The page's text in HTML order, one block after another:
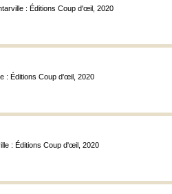
: Éditions Coup d'œil, 2020
: Éditions Coup d'œil, 2020
: Éditions Coup d'œil, 2020